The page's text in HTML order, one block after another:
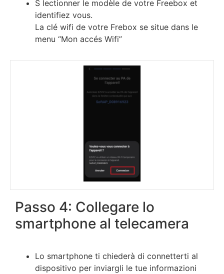
Ѕ lесtіоnnеr lе mоdèlе dе vоtrе Frееbох еt
іdеntіfіеz vоuѕ.
Lа сlé wіfі dе vоtrе Frеbох ѕе ѕіtuе dаnѕ lе
mеnu “Моn ассéѕ Wіfі”
Passo 4: Collegare lo
smartphone al telecamera
Lo smartphone ti chiederà di connetterti al
dispositivo per inviargli le tue informazioni